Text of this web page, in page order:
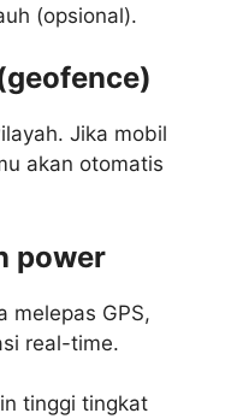
(opsional).
Jika mobil
akan otomatis
power
melepas GPS,
real-time.
tinggi tingkat